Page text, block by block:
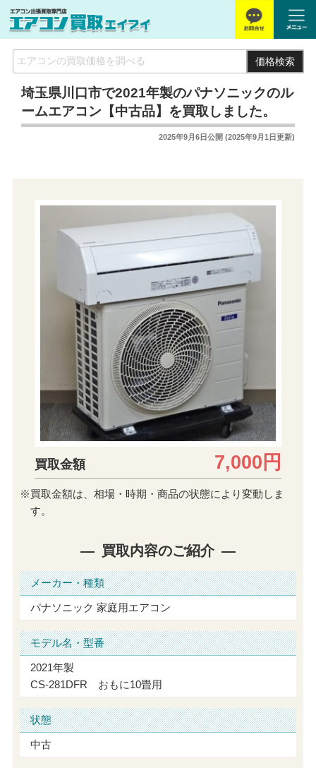
価格検索
埼玉県川口市で2021年製のパナソニックのル
ームエアコン【中古品】を買取しました。
2025年9月6日公開 (2025年9月1日更新)
買取金額 7,000円
※買取金額は、相場・時期・商品の状態により変動しま
す。
買取内容のご紹介
メーカー・種類
パナソニック 家庭用エアコン
モデル名・型番
2021年製
CS-281DFR おもに10畳用
状態
中古